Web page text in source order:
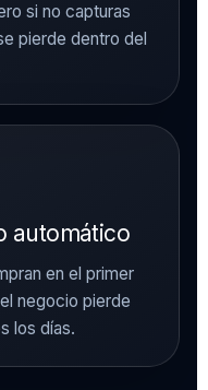
si no capturas
pierde dentro del
automático
en el primer
negocio pierde
los días.